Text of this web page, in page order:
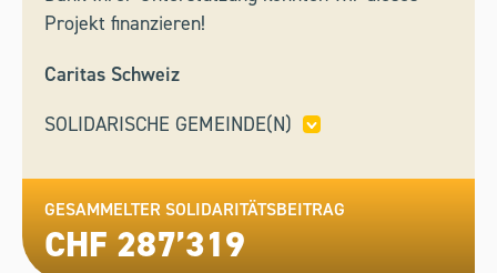
Projekt finanzieren!
Caritas Schweiz
SOLIDARISCHE GEMEINDE(N)
SAMEDAN,SION,WETTINGEN,ZELL
GESAMMELTER SOLIDARITÄTSBEITRAG
CHF 287’319